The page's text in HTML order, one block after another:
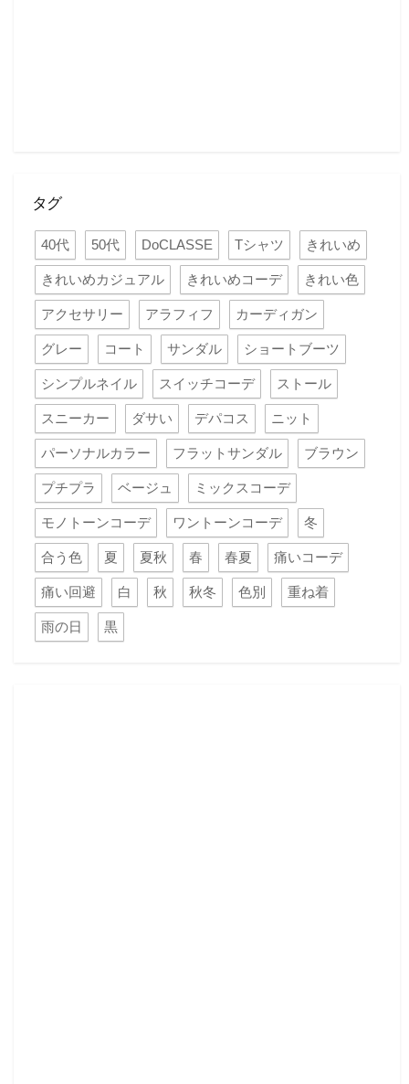
タグ
40代 50代 DoCLASSE Tシャツ きれいめ
きれいめカジュアル きれいめコーデ きれい色
アクセサリー アラフィフ カーディガン
グレー コート サンダル ショートブーツ
シンプルネイル スイッチコーデ ストール
スニーカー ダサい デパコス ニット
パーソナルカラー フラットサンダル ブラウン
プチプラ ベージュ ミックスコーデ
モノトーンコーデ ワントーンコーデ 冬
合う色 夏 夏秋 春 春夏 痛いコーデ
痛い回避 白 秋 秋冬 色別 重ね着
雨の日 黒